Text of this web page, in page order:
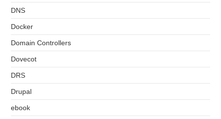
DNS
Docker
Domain Controllers
Dovecot
DRS
Drupal
ebook